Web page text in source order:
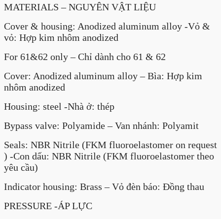
MATERIALS – NGUYÊN VẬT LIỆU
Cover & housing: Anodized aluminum alloy -Vỏ &
vỏ: Hợp kim nhôm anodized
For 61&62 only – Chỉ dành cho 61 & 62
Cover: Anodized aluminum alloy – Bìa: Hợp kim
nhôm anodized
Housing: steel -Nhà ở: thép
Bypass valve: Polyamide – Van nhánh: Polyamit
Seals: NBR Nitrile (FKM fluoroelastomer on request
) -Con dấu: NBR Nitrile (FKM fluoroelastomer theo
yêu cầu)
Indicator housing: Brass – Vỏ đèn báo: Đồng thau
PRESSURE -ÁP LỰC